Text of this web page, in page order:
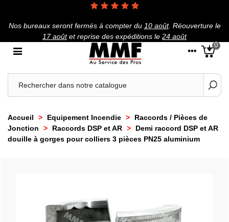
Nos bureaux seront fermés à compter du 10 août. Réouverture le
17 aoûtet reprise des expéditions le 24 août
0
Accueil > Equipement Incendie >
Raccords / Pièces de
Jonction
> Raccords DSP et AR >
Demi raccord DSP et AR
douille à gorges pour colliers 3 pièces PN25 aluminium